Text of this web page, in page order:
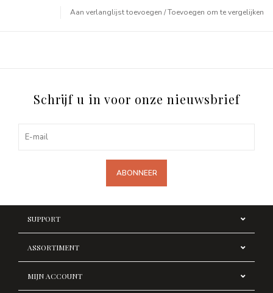
Aan verlanglijst toevoegen /Toevoegen om te vergelijken
Schrijf u in voor onze nieuwsbrief
ABONNEER
SUPPORT
ASSORTIMENT
MIJN ACCOUNT